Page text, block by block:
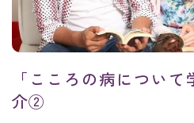
「こころの病につい
介②